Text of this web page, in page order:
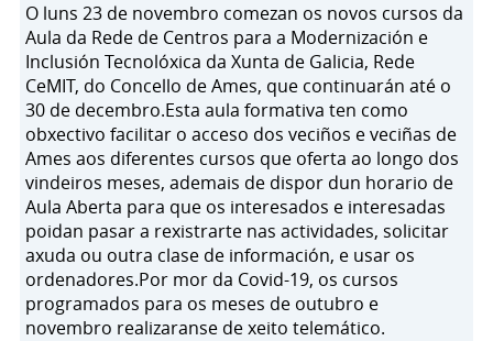
O luns 23 de novembro comezan os novos cursos da
Aula da Rede de Centros para a Modernización e
Inclusión Tecnolóxica da Xunta de Galicia, Rede
CeMIT, do Concello de Ames, que continuarán até o
30 de decembro.Esta aula formativa ten como
obxectivo facilitar o acceso dos veciños e veciñas de
Ames aos diferentes cursos que oferta ao longo dos
vindeiros meses, ademais de dispor dun horario de
Aula Aberta para que os interesados e interesadas
poidan pasar a rexistrarte nas actividades, solicitar
axuda ou outra clase de información, e usar os
ordenadores.Por mor da Covid-19, os cursos
programados para os meses de outubro e
novembro realizaranse de xeito telemático.